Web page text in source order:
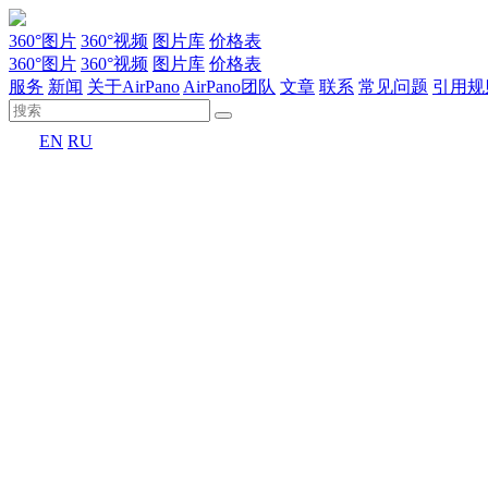
360°图片 360°视频 图片库 价格表
360°图片 360°视频 图片库 价格表
服务 新闻 关于AirPano AirPano团队 文章 联系 常见问题 引用
EN RU